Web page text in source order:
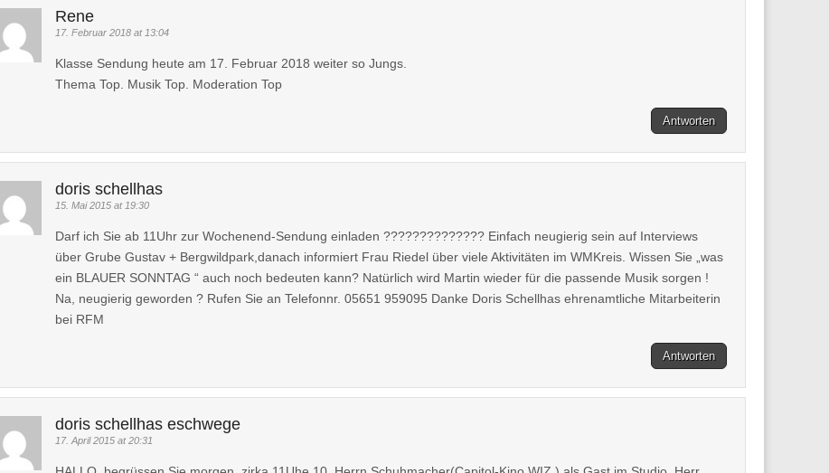
Rene
17. Februar 2018 at 13:04
Klasse Sendung heute am 17. Februar 2018 weiter so Jungs.
Thema Top. Musik Top. Moderation Top
Antworten
doris schellhas
15. Mai 2015 at 19:30
Darf ich Sie ab 11Uhr zur Wochenend-Sendung einladen ?????????????? Einfach neugierig sein auf Interviews
über Grube Gustav + Bergwildpark,danach informiert Frau Riedel über viele Aktivitäten im WMKreis. Wissen Sie „was
ein BLAUER SONNTAG “ auch noch bedeuten kann? Natürlich wird Martin wieder für die passende Musik sorgen !
Na, neugierig geworden ? Rufen Sie an Telefonnr. 05651 959095 Danke Doris Schellhas ehrenamtliche Mitarbeiterin
bei RFM
Antworten
doris schellhas eschwege
17. April 2015 at 20:31